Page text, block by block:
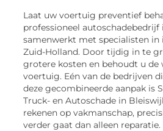
Laat uw voertuig preventief
professioneel
samenwerkt met specialisten in
Zuid-Holland. Door tijdig in te
grotere kosten en behoudt u de
voertuig. Eén van de bedrijven
deze gecombineerde aanpak is
Truck- en Autoschade in
rekenen op vakmanschap,
verder gaat dan alleen